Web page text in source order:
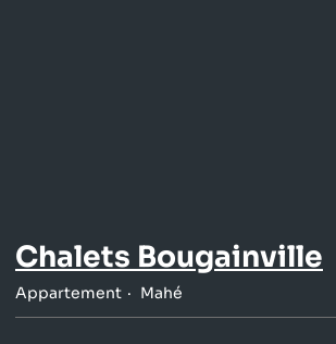
Chalets Bougainville
Appartement Mahé